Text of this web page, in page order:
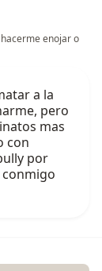
enojar o
a la
pero
mas
con
por